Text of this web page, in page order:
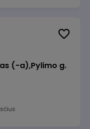
(-a),Pylimo g.